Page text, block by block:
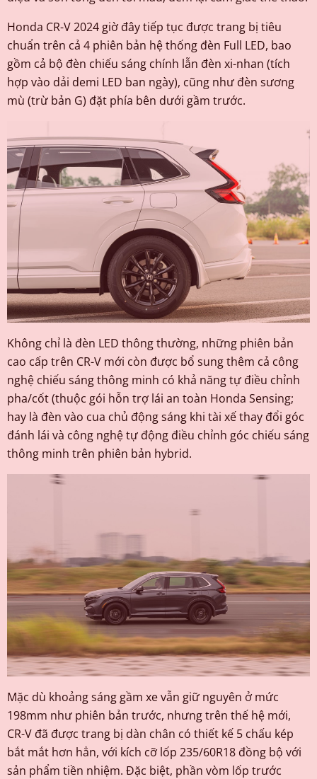
Honda CR-V 2024 giờ đây tiếp tục được trang bị tiêu
chuẩn trên cả 4 phiên bản hệ thống đèn Full LED, bao
gồm cả bộ đèn chiếu sáng chính lẫn đèn xi-nhan (tích
hợp vào dải demi LED ban ngày), cũng như đèn sương
mù (trừ bản G) đặt phía bên dưới gầm trước.
Không chỉ là đèn LED thông thường, những phiên bản
cao cấp trên CR-V mới còn được bổ sung thêm cả công
nghệ chiếu sáng thông minh có khả năng tự điều chỉnh
pha/cốt (thuộc gói hỗn trợ lái an toàn Honda Sensing;
hay là đèn vào cua chủ động sáng khi tài xế thay đổi góc
đánh lái và công nghệ tự động điều chỉnh góc chiếu sáng
thông minh trên phiên bản hybrid.
Mặc dù khoảng sáng gầm xe vẫn giữ nguyên ở mức
198mm như phiên bản trước, nhưng trên thế hệ mới,
CR-V đã được trang bị dàn chân có thiết kế 5 chấu kép
bắt mắt hơn hẳn, với kích cỡ lốp 235/60R18 đồng bộ với
sản phẩm tiền nhiệm. Đặc biệt, phần vòm lốp trước